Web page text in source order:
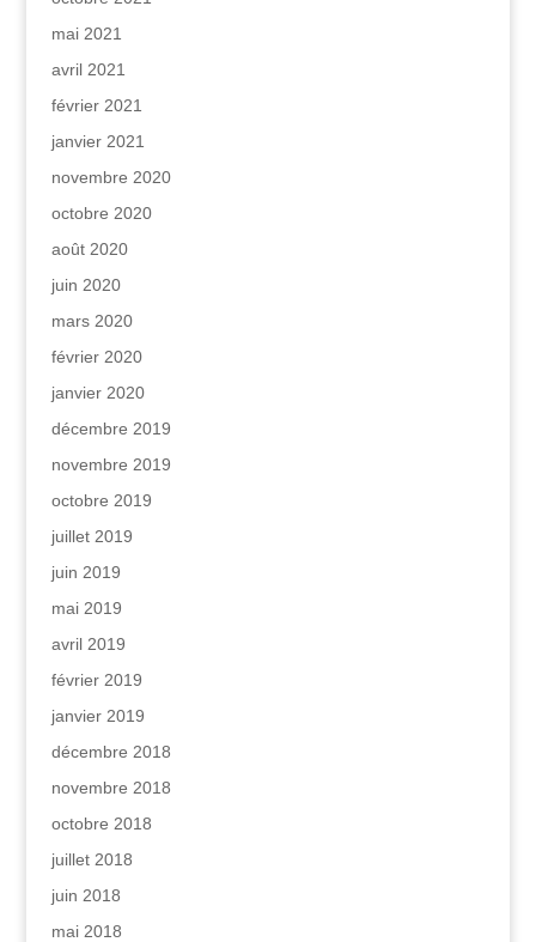
mai 2021
avril 2021
février 2021
janvier 2021
novembre 2020
octobre 2020
août 2020
juin 2020
mars 2020
février 2020
janvier 2020
décembre 2019
novembre 2019
octobre 2019
juillet 2019
juin 2019
mai 2019
avril 2019
février 2019
janvier 2019
décembre 2018
novembre 2018
octobre 2018
juillet 2018
juin 2018
mai 2018